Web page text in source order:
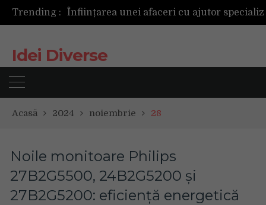
Trending :
Idei Diverse
Acasă 2024 noiembrie 28
Noile monitoare Philips
27B2G5500, 24B2G5200 și
27B2G5200: eficiență energetică